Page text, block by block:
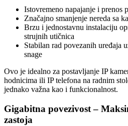
Istovremeno napajanje i prenos
Značajno smanjenje nereda sa
Brzu i jednostavnu instalaciju
strujnih utičnica
Stabilan rad povezanih uređaja
snage
Ovo je idealno za postavljanje IP
hodnicima ili IP telefona na radnim
jednako važna kao i funkcionalnost.
Gigabitna povezivost –
zastoja